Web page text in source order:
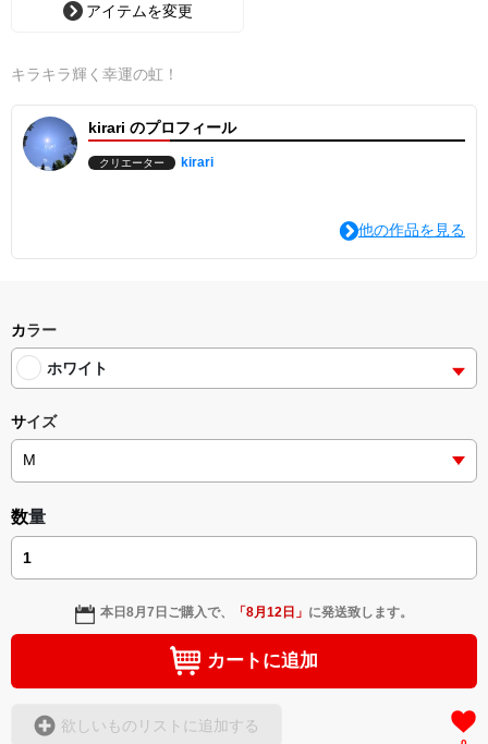
アイテムを変更
キラキラ輝く幸運の虹！
kirari のプロフィール
クリエーター kirari
他の作品を見る
カラー
ホワイト
サイズ
数量
本日8月7日 ご購入で、 「8月12日 」 に発送致します。
カートに追加
欲しいものリストに追加する